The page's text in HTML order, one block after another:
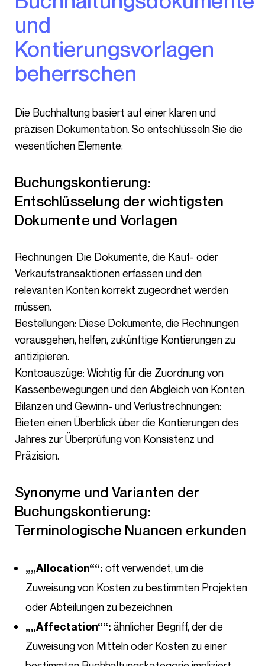
und
Kontierungsvorlagen
beherrschen
Die Buchhaltung basiert auf einer klaren und
präzisen Dokumentation. So entschlüsseln Sie die
wesentlichen Elemente:
Buchungskontierung:
Entschlüsselung der wichtigsten
Dokumente und Vorlagen
Rechnungen: Die Dokumente, die Kauf- oder
Verkaufstransaktionen erfassen und den
relevanten Konten korrekt zugeordnet werden
müssen.
Bestellungen: Diese Dokumente, die Rechnungen
vorausgehen, helfen, zukünftige Kontierungen zu
antizipieren.
Kontoauszüge: Wichtig für die Zuordnung von
Kassenbewegungen und den Abgleich von Konten.
Bilanzen und Gewinn- und Verlustrechnungen:
Bieten einen Überblick über die Kontierungen des
Jahres zur Überprüfung von Konsistenz und
Präzision.
Synonyme und Varianten der
Buchungskontierung:
Terminologische Nuancen erkunden
„„Allocation““: oft verwendet, um die
Zuweisung von Kosten zu bestimmten Projekten
oder Abteilungen zu bezeichnen.
„„Affectation““: ähnlicher Begriff, der die
Zuweisung von Mitteln oder Kosten zu einer